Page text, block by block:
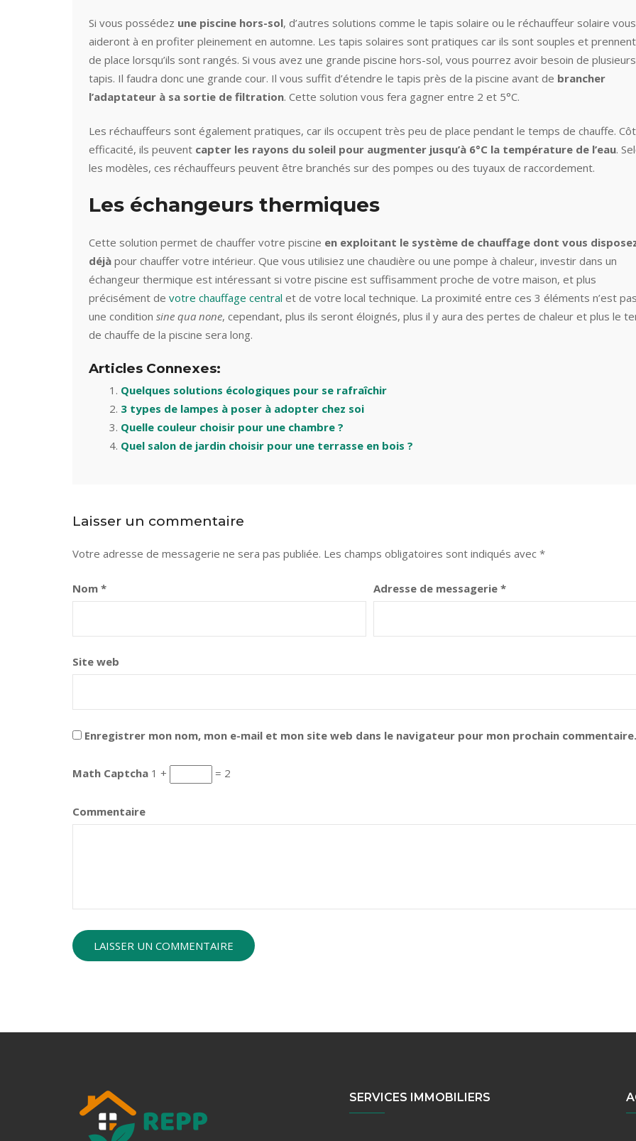
Si vous possédez une piscine hors-sol, d’autres solutions comme le tapis solaire ou le réchauffeur solaire vous
aideront à en profiter pleinement en automne. Les tapis solaires sont pratiques car ils sont souples et
de place lorsqu’ils sont rangés. Si vous avez une grande piscine hors-sol, vous pourrez avoir besoin de plusieurs
tapis. Il faudra donc une grande cour. Il vous suffit d’étendre le tapis près de la piscine avant de brancher
l’adaptateur à sa sortie de filtration. Cette solution vous fera gagner entre 2 et 5°C.
Les réchauffeurs sont également pratiques, car ils occupent très peu de place pendant le temps de chauffe.
efficacité, ils peuvent capter les rayons du soleil pour augmenter jusqu’à 6°C la température de l’eau.
les modèles, ces réchauffeurs peuvent être branchés sur des pompes ou des tuyaux de raccordement.
Les échangeurs thermiques
Cette solution permet de chauffer votre piscine en exploitant le système de chauffage dont vous
déjà pour chauffer votre intérieur. Que vous utilisiez une chaudière ou une pompe à chaleur, investir dans un
échangeur thermique est intéressant si votre piscine est suffisamment proche de votre maison, et plus
précisément de votre chauffage central et de votre local technique. La proximité entre ces 3 éléments n’est pas
une condition sine qua none, cependant, plus ils seront éloignés, plus il y aura des pertes de chaleur et plus le
de chauffe de la piscine sera long.
Articles Connexes:
Quelques solutions écologiques pour se rafraîchir
3 types de lampes à poser à adopter chez soi
Quelle couleur choisir pour une chambre ?
Quel salon de jardin choisir pour une terrasse en bois ?
Laisser un commentaire
Votre adresse de messagerie ne sera pas publiée. Les champs obligatoires sont indiqués avec *
Nom * Adresse de messagerie *
Site web
Enregistrer mon nom, mon e-mail et mon site web dans le navigateur pour mon prochain commentaire.
Math Captcha 1 + = 2
Commentaire
SERVICES IMMOBILIERS